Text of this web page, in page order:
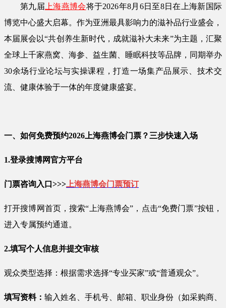
第九届 上海燕博会将于2026年8月6日至8日在上海新国际
博览中心盛大启幕。作为亚洲最具影响力的滋补品行业盛会，
本届展会以“共创养生新时代，成就滋补大未来”为主题，汇聚
全球上千家燕窝、海参、益生菌、睡眠科技等品牌，同期举办
30余场行业论坛与实操课程，打造一场集产品展示、技术交
流、健康体验于一体的年度健康盛宴。
一、如何免费预约2026上海燕博会门票？三步快速入场
1.登录搜博网官方平台
门票咨询入口>>> 上海燕博会门票预订
打开搜博网首页，搜索“上海燕博会”，点击“免费门票”按钮，
进入专属预约通道。
2.填写个人信息并提交审核
观众类型选择：根据需求选择“专业买家”或“普通观众”。
填写资料： 输入姓名、手机号、邮箱、职业身份（如采购商、